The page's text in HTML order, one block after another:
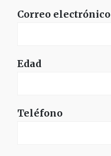
Correo electrónico
Edad
Teléfono